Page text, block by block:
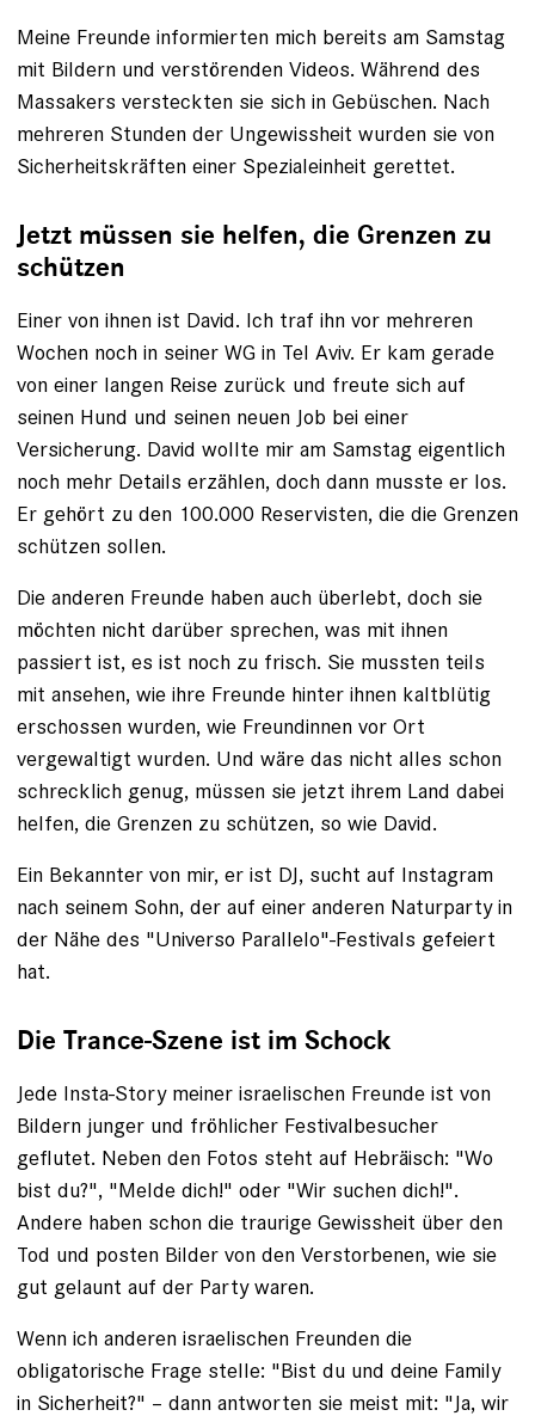
Meine Freunde informierten mich bereits am Samstag
mit Bildern und verstörenden Videos. Während des
Massakers versteckten sie sich in Gebüschen. Nach
mehreren Stunden der Ungewissheit wurden sie von
Sicherheitskräften einer Spezialeinheit gerettet.
Jetzt müssen sie helfen, die Grenzen zu
schützen
Einer von ihnen ist David. Ich traf ihn vor mehreren
Wochen noch in seiner WG in Tel Aviv. Er kam gerade
von einer langen Reise zurück und freute sich auf
seinen Hund und seinen neuen Job bei einer
Versicherung. David wollte mir am Samstag eigentlich
noch mehr Details erzählen, doch dann musste er los.
Er gehört zu den 100.000 Reservisten, die die Grenzen
schützen sollen.
Die anderen Freunde haben auch überlebt, doch sie
möchten nicht darüber sprechen, was mit ihnen
passiert ist, es ist noch zu frisch. Sie mussten teils
mit ansehen, wie ihre Freunde hinter ihnen kaltblütig
erschossen wurden, wie Freundinnen vor Ort
vergewaltigt wurden. Und wäre das nicht alles schon
schrecklich genug, müssen sie jetzt ihrem Land dabei
helfen, die Grenzen zu schützen, so wie David.
Ein Bekannter von mir, er ist DJ, sucht auf Instagram
nach seinem Sohn, der auf einer anderen Naturparty in
der Nähe des "Universo Parallelo"-Festivals gefeiert
hat.
Die Trance-Szene ist im Schock
Jede Insta-Story meiner israelischen Freunde ist von
Bildern junger und fröhlicher Festivalbesucher
geflutet. Neben den Fotos steht auf Hebräisch: "Wo
bist du?", "Melde dich!" oder "Wir suchen dich!".
Andere haben schon die traurige Gewissheit über den
Tod und posten Bilder von den Verstorbenen, wie sie
gut gelaunt auf der Party waren.
Wenn ich anderen israelischen Freunden die
obligatorische Frage stelle: "Bist du und deine Family
in Sicherheit?" – dann antworten sie meist mit: "Ja, wir